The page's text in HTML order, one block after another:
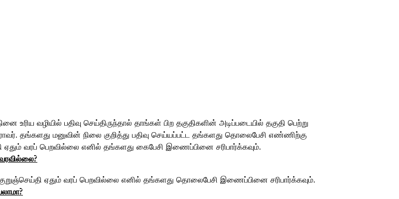
வழியில் பதிவு செய்திருந்தால் தாங்கள் பிற தகுதிகளின் அடிப்படையில் தகுதி பெற்று
தங்களது மனுவின் நிலை குறித்து பதிவு செய்யப்பட்ட தங்களது தொலைபேசி எண்ணிற்கு
ஏதும் வரப் பெறவில்லை எனில் தங்களது கைபேசி இணைப்பினை சரிபார்க்கவும்.
ஏதும் வரப் பெறவில்லை எனில் தங்களது தொலைபேசி இணைப்பினை சரிபார்க்கவும்.